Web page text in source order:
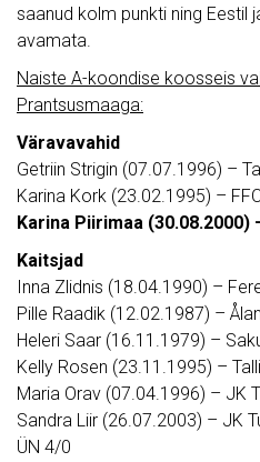
saanud kolm punkti ning Eestil
avamata.
Naiste A-koondise koosseis
Prantsusmaaga:
Väravavahid
Getriin Strigin (07.07.1996) –
Karina Kork (23.02.1995) –
Karina Piirimaa
Kaitsjad
Inna Zlidnis (18.04.1990) –
Pille Raadik (12.02.1987) –
Heleri Saar (16.11.1979) –
Kelly Rosen (23.11.1995) –
Maria Orav (07.04.1996) – JK
Sandra Liir (26.07.2003) – JK
ÜN 4/0